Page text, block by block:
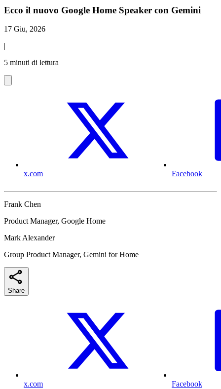
Ecco il nuovo Google Home Speaker con Gemini
17 Giu, 2026
|
5 minuti di lettura
x.com Facebook
Frank Chen
Product Manager, Google Home
Mark Alexander
Group Product Manager, Gemini for Home
Share
x.com Facebook